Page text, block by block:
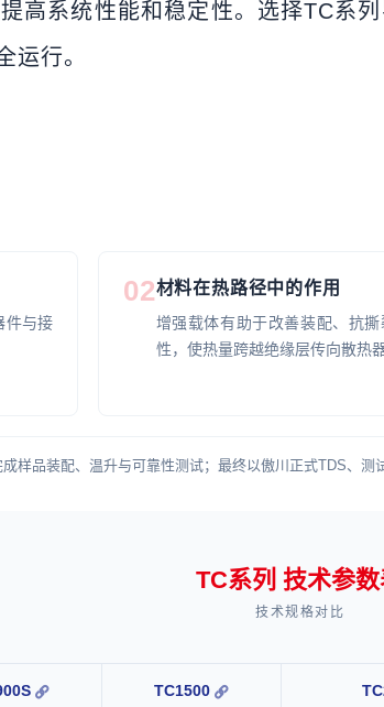
高系统性能和稳定性。选择TC系
运行。
件与接
02材料在热路径中的作用
增强载体有助于改善装配、抗
性，使热量跨越绝缘层传向散热器
样品装配、温升与可靠性测试；最终以傲川正式TDS、测
TC系列 技术参
技术规格对比
TC1500